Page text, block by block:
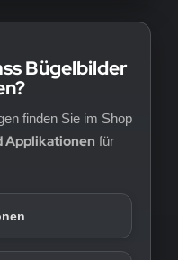
Bügelbilder
finden Sie im Shop
Applikationen für